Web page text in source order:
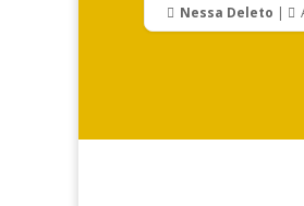
 Nessa Deleto | 